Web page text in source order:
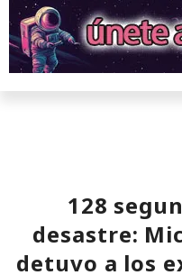
128
desastre:
detuvo a los